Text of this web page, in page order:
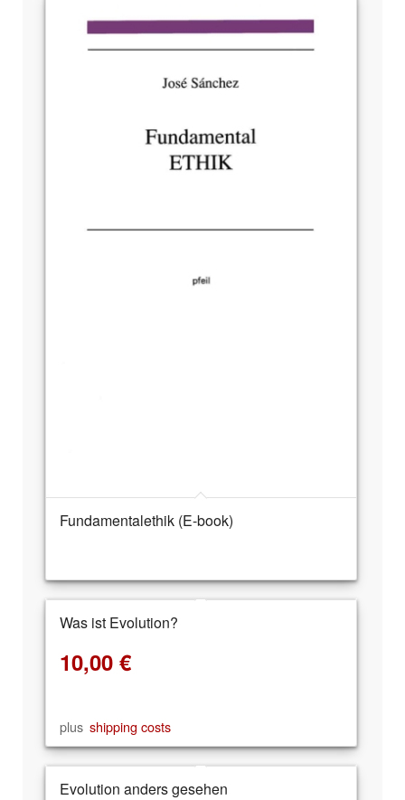
Fundamentalethik (E-book)
Was ist Evolution?
10,00 €
plus shipping costs
Evolution anders gesehen